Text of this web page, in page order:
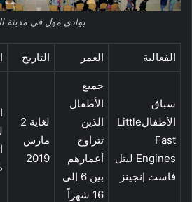
بوادي مول في مدينة
الفعالية العمر التاريخ
سباق
الأطفالLittle
Fast
Engines ليتل
فاست إنجينز
جميع
الأطفال
الذين
تتراوح
أعمارهم
بين 6 إلى
16 شهراً
لغاية 2
مارس
2019